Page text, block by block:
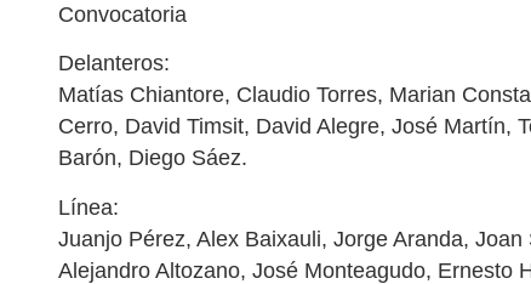
Convocatoria
Delanteros:
Matías Chiantore, Claudio Torres, Marian
Cerro, David Timsit, David Alegre, José Martín,
Barón, Diego Sáez.
Línea:
Juanjo Pérez, Alex Baixauli, Jorge Aranda,
Alejandro Altozano, José Monteagudo, Ernesto